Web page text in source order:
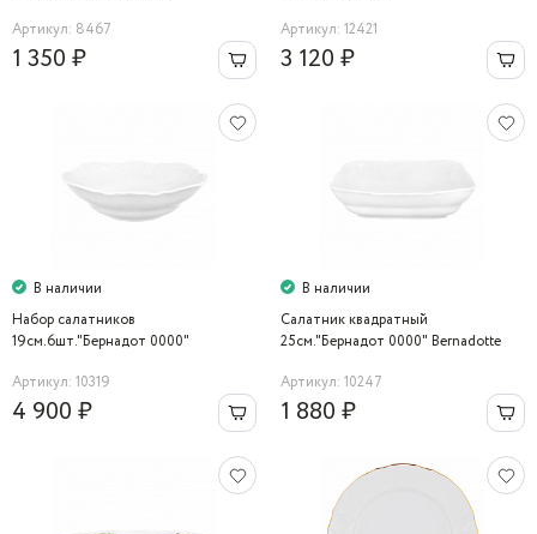
Артикул: 8467
1 350 ₽
Артикул: 12421
3 120 ₽
В наличии
Набор салатников
19см.6шт."Бернадот 0000"
Артикул: 10319
4 900 ₽
В наличии
Салатник квадратный
25см."Бернадот 0000" Bernadotte
Артикул: 10247
1 880 ₽